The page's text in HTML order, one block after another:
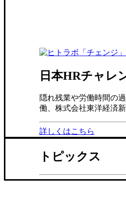
日本HRチャレ
隠れ残業や労働時間の
働、株式会社東洋経済
詳しくはこちら
トピックス